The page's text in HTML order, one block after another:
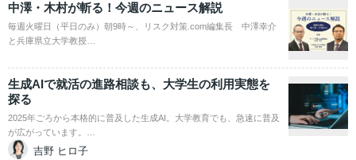
中澤・木村が斬る！今週のニュース解説
毎週火曜日（平日のみ）朝9時～、リスク対策.com編集長 中澤幸介
と兵庫県立大学教授…
生成AIで就活の進路相談も、大学生の利用実態を
探る
2025年ごろから本格的に普及した生成AI。大学教育でも、急速に普及
が広がっています。…
吉野 ヒロ子